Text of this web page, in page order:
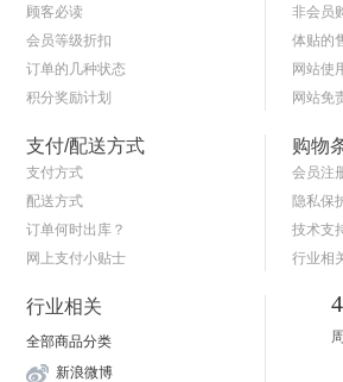
顾客必读
会员等级折扣
订单的几种状态
积分奖励计划
非会员
体贴的
网站使
网站免
支付/配送方式
支付方式
配送方式
订单何时出库？
网上支付小贴士
购物
会员注
隐私保
技术支
行业相
行业相关
全部商品分类
新浪微博